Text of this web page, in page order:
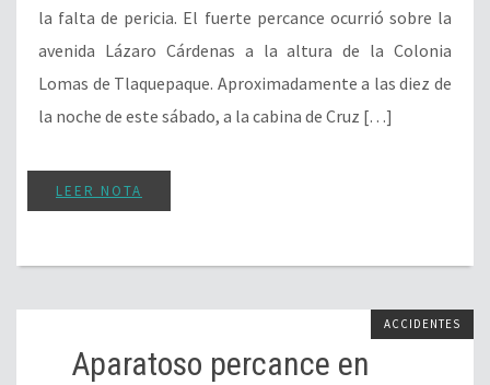
la falta de pericia. El fuerte percance ocurrió sobre la
avenida Lázaro Cárdenas a la altura de la Colonia
Lomas de Tlaquepaque. Aproximadamente a las diez de
la noche de este sábado, a la cabina de Cruz […]
LEER NOTA
ACCIDENTES
Aparatoso percance en